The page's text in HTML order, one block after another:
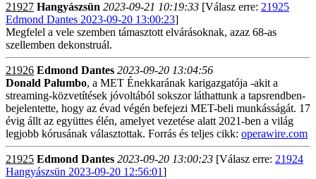
21927 Hangyászsün 2023-09-21 10:19:33 [Válasz erre: 21925
Edmond Dantes 2023-09-20 13:00:23]
Megfelel a vele szemben támasztott elvárásoknak, azaz 68-as
szellemben dekonstruál.
21926 Edmond Dantes 2023-09-20 13:04:56
Donald Palumbo, a MET Énekkarának karigazgatója -akit a
streaming-közvetítések jóvoltából sokszor láthattunk a tapsrendben-
bejelentette, hogy az évad végén befejezi MET-beli munkásságát. 17
évig állt az együttes élén, amelyet vezetése alatt 2021-ben a világ
legjobb kórusának választottak. Forrás és teljes cikk: operawire.com
21925 Edmond Dantes 2023-09-20 13:00:23 [Válasz erre: 21924
Hangyászsün 2023-09-20 12:56:01]